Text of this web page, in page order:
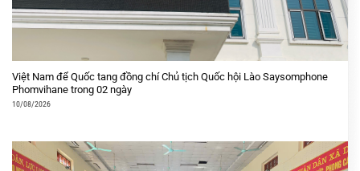
Việt Nam để Quốc tang đồng chí Chủ tịch Quốc hội Lào Saysomphone
Phomvihane trong 02 ngày
10/08/2026